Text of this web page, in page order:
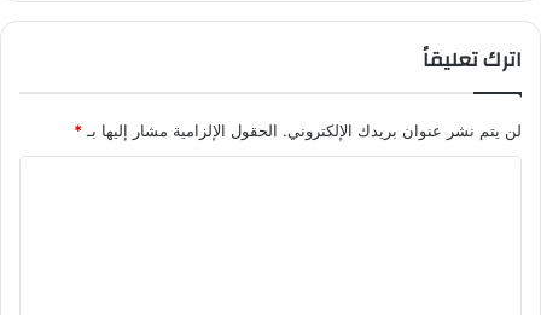
اترك تعليقاً
لن يتم نشر عنوان بريدك الإلكتروني. الحقول الإلزامية مشار إليها بـ *